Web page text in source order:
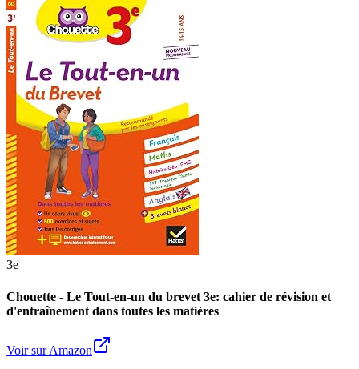
3e
Chouette - Le Tout-en-un du brevet 3e: cahier de révision et
d'entraînement dans toutes les matières
Voir sur Amazon